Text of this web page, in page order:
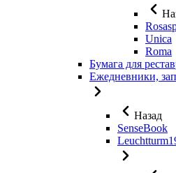
Unica
Roma
Бумага для
Ежедневники,
Назад
SenseBook